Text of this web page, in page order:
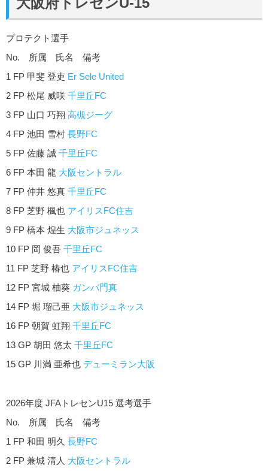
プロテクト選手
No. 所属 氏名 備考
1 FP 甲斐 登吏 Er Sele United
2 FP 松尾 威咲 千里丘FC
3 FP 山口 巧翔 高槻ジーグ
4 FP 池田 雪村 長野FC
5 FP 佐藤 誠 千里丘FC
6 FP 本田 龍 大阪セントラル
7 FP 仲井 悠真 千里丘FC
8 FP 芝野 楓也 アイリスFC住吉
9 FP 橋本 煌生 大阪市ジュネッス
10 FP 岡 俊吾 千里丘FC
11 FP 芝野 椿也 アイリスFC住吉
12 FP 宮城 柚葵 ガンバ門真
14 FP 堀 瑠己亜 大阪市ジュネッス
16 FP 朝賀 虹翔 千里丘FC
13 GP 胡田 悠太 千里丘FC
15 GP 川満 亜希也 デューミラン大阪
2026年度 JFAトレセンU15 選考選手
No. 所属 氏名 備考
1 FP 和田 明久 長野FC
2 FP 兼城 清人 大阪セントラル